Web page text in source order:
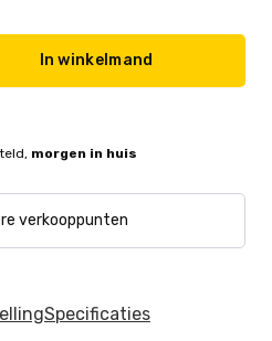
In winkelmand
morgen in huis
verkooppunten
Specificaties